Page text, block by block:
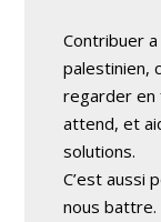
Contribuer
palestinien,
regarder en
attend, et
solutions.
C’est aussi
nous battre.